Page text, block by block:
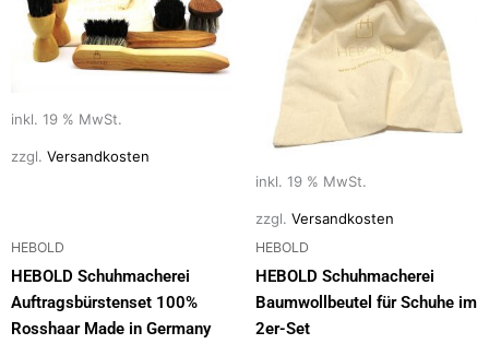
inkl. 19 % MwSt.
zzgl. Versandkosten
HEBOLD
HEBOLD Schuhmacherei
Auftragsbürstenset 100%
Rosshaar Made in Germany
inkl. 19 % MwSt.
zzgl. Versandkosten
HEBOLD
HEBOLD Schuhmacherei
Baumwollbeutel für Schuhe im
2er-Set